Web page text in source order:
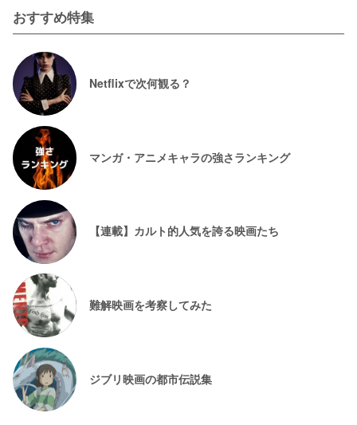
おすすめ特集
Netflixで次何観る？
マンガ・アニメキャラの強さランキング
【連載】カルト的人気を誇る映画たち
難解映画を考察してみた
ジブリ映画の都市伝説集